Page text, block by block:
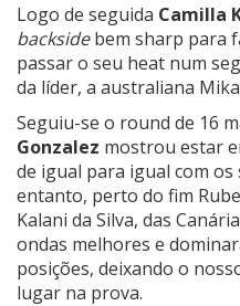
Logo de seguida Camilla
backsidebem sharp para
passar o seu heat num
da líder, a australiana
Seguiu-se o round de 16
Gonzalez mostrou estar
de igual para igual com
entanto, perto do fim
Kalani da Silva, das
ondas melhores e
posições, deixando o
lugar na prova.